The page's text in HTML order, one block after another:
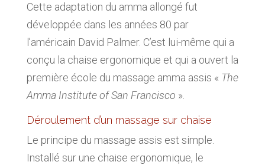
Cette adaptation du amma allongé fut
développée dans les années 80 par
l’américain David Palmer. C’est lui-même qui a
conçu la chaise ergonomique et qui a ouvert la
première école du massage amma assis « The
Amma Institute of San Francisco ».
Déroulement d’un massage sur chaise
Le principe du massage assis est simple.
Installé sur une chaise ergonomique, le